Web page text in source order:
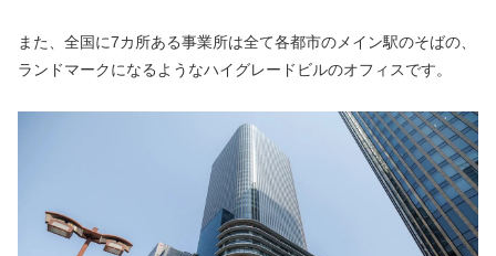
また、全国に7カ所ある事業所は全て各都市のメイン駅のそばの、
ランドマークになるようなハイグレードビルのオフィスです。